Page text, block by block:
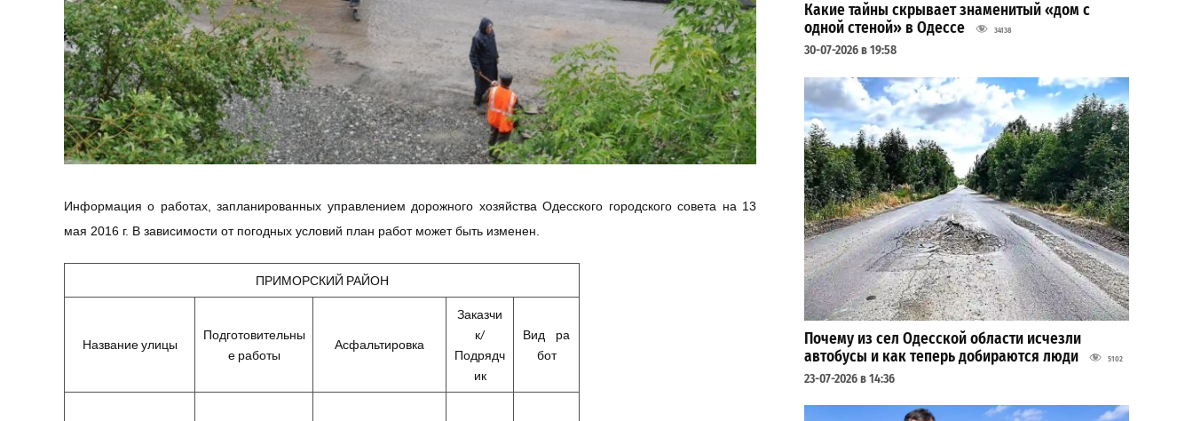
Информация о работах, запланированных управлением дорожного хозяйства Одесского городского совета на 13
мая 2016 г. В зависимости от погодных условий план работ может быть изменен.
ПРИМОРСКИЙ РАЙОН
Название улицы
Подготовительны
е работы
Асфальтировка
Заказчи
к/
Подрядч
ик
Вид ра
бот
Какие тайны скрывает знаменитый «дом с
одной стеной» в Одессе
34138
30-07-2026 в 19:58
Почему из сел Одесской области исчезли
автобусы и как теперь добираются люди
5102
23-07-2026 в 14:36